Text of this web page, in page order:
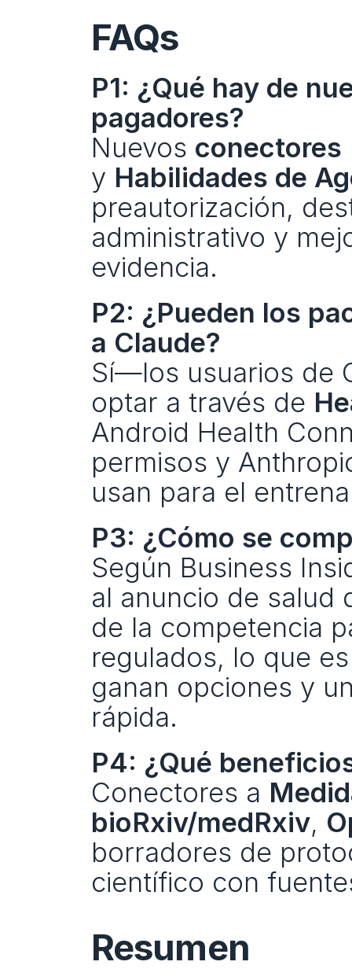
FAQs
P1: ¿Qué hay de
pagadores?
Nuevos conectores
y Habilidades de
preautorización,
administrativo y
evidencia.
P2: ¿Pueden los
a Claude?
Sí—los usuarios de
optar a través de
Android Health
permisos y
usan para el
P3: ¿Cómo se
Según Business
al anuncio de salud
de la competencia
regulados, lo que
ganan opciones y
rápida.
P4: ¿Qué
Conectores a
bioRxiv/medRxiv,
borradores de
científico con
Resumen